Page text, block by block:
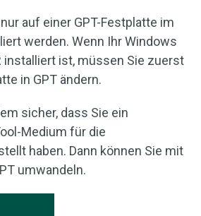
auf einer GPT-Festplatte im
werden. Wenn Ihr Windows
installiert ist, müssen Sie zuerst
in GPT ändern.
sicher, dass Sie ein
Medium für die
haben. Dann können Sie mit
umwandeln.